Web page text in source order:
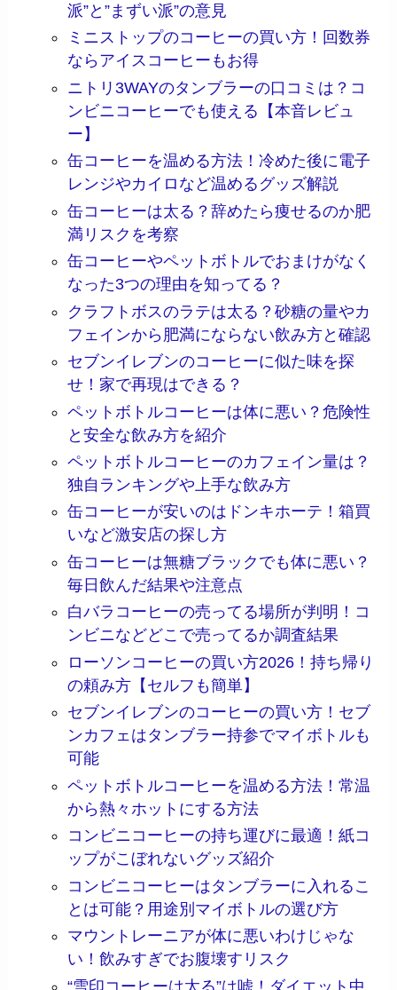
派”と”まずい派”の意見
ミニストップのコーヒーの買い方！回数券
ならアイスコーヒーもお得
ニトリ3WAYのタンブラーの口コミは？コ
ンビニコーヒーでも使える【本音レビュ
ー】
缶コーヒーを温める方法！冷めた後に電子
レンジやカイロなど温めるグッズ解説
缶コーヒーは太る？辞めたら痩せるのか肥
満リスクを考察
缶コーヒーやペットボトルでおまけがなく
なった3つの理由を知ってる？
クラフトボスのラテは太る？砂糖の量やカ
フェインから肥満にならない飲み方と確認
セブンイレブンのコーヒーに似た味を探
せ！家で再現はできる？
ペットボトルコーヒーは体に悪い？危険性
と安全な飲み方を紹介
ペットボトルコーヒーのカフェイン量は？
独自ランキングや上手な飲み方
缶コーヒーが安いのはドンキホーテ！箱買
いなど激安店の探し方
缶コーヒーは無糖ブラックでも体に悪い？
毎日飲んだ結果や注意点
白バラコーヒーの売ってる場所が判明！コ
ンビニなどどこで売ってるか調査結果
ローソンコーヒーの買い方2026！持ち帰り
の頼み方【セルフも簡単】
セブンイレブンのコーヒーの買い方！セブ
ンカフェはタンブラー持参でマイボトルも
可能
ペットボトルコーヒーを温める方法！常温
から熱々ホットにする方法
コンビニコーヒーの持ち運びに最適！紙コ
ップがこぼれないグッズ紹介
コンビニコーヒーはタンブラーに入れるこ
とは可能？用途別マイボトルの選び方
マウントレーニアが体に悪いわけじゃな
い！飲みすぎでお腹壊すリスク
“雪印コーヒーは太る”は嘘！ダイエット中